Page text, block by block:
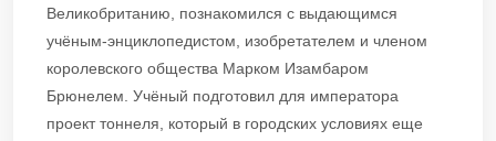
Великобританию, познакомился с выдающимся
учёным-энциклопедистом, изобретателем и членом
королевского общества Марком Изамбаром
Брюнелем. Учёный подготовил для императора
проект тоннеля, который в городских условиях еще